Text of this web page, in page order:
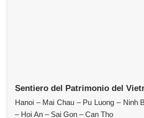
Sentiero del Patrimonio del
Hanoi – Mai Chau – Pu Luong – Ninh
– Hoi An – Sai Gon – Can Tho